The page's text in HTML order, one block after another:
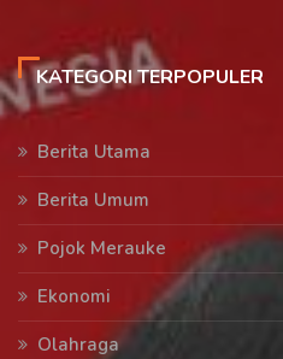
KATEGORI TERPOPULER
Berita Utama
Berita Umum
Pojok Merauke
Ekonomi
Olahraga